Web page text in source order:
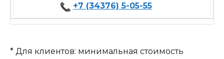
+7 (34376) 5-05-55
* Для клиентов: минимальная стоимость